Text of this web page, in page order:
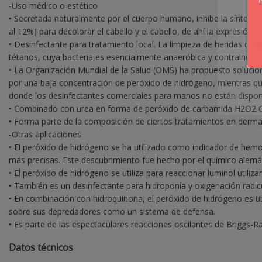
-Uso médico o estético
• Secretada naturalmente por el cuerpo humano, inhibe la
al 12%) para decolorar el cabello y el cabello, de ahí la
• Desinfectante para tratamiento local. La limpieza de heridas
tétanos, cuya bacteria es esencialmente anaeróbica y
• La Organización Mundial de la Salud (OMS) ha propuesto
por una baja concentración de peróxido de hidrógeno, mientras
donde los desinfectantes comerciales para manos no están
• Combinado con urea en forma de peróxido de carbamida
• Forma parte de la composición de ciertos tratamientos en
-Otras aplicaciones
• El peróxido de hidrógeno se ha utilizado como indicador de
más precisas. Este descubrimiento fue hecho por el químico
• El peróxido de hidrógeno se utiliza para reaccionar luminol
• También es un desinfectante para hidroponía y oxigenación
• En combinación con hidroquinona, el peróxido de hidrógeno
sobre sus depredadores como un sistema de defensa.
• Es parte de las espectaculares reacciones oscilantes de Briggs-
Datos técnicos